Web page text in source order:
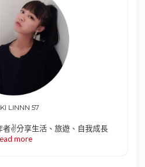
LINNN 57
者✌️分享生活、旅遊、自我成長
more